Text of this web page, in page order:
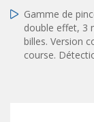
Tables de
Vérins à
vérins
Gamme de
double effet, 3
billes. Version
course.